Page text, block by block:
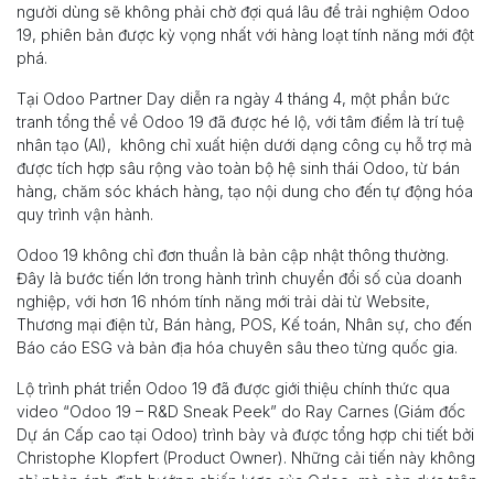
người dùng sẽ không phải chờ đợi quá lâu để trải nghiệm Odoo
19, phiên bản được kỳ vọng nhất với hàng loạt tính năng mới đột
phá.
Tại Odoo Partner Day diễn ra ngày 4 tháng 4, một phần bức
tranh tổng thể về Odoo 19 đã được hé lộ, với tâm điểm là trí tuệ
nhân tạo (AI), không chỉ xuất hiện dưới dạng công cụ hỗ trợ mà
được tích hợp sâu rộng vào toàn bộ hệ sinh thái Odoo, từ bán
hàng, chăm sóc khách hàng, tạo nội dung cho đến tự động hóa
quy trình vận hành.
Odoo 19 không chỉ đơn thuần là bản cập nhật thông thường.
Đây là bước tiến lớn trong hành trình chuyển đổi số của doanh
nghiệp, với hơn 16 nhóm tính năng mới trải dài từ Website,
Thương mại điện tử, Bán hàng, POS, Kế toán, Nhân sự, cho đến
Báo cáo ESG và bản địa hóa chuyên sâu theo từng quốc gia.
Lộ trình phát triển Odoo 19 đã được giới thiệu chính thức qua
video “Odoo 19 – R&D Sneak Peek” do Ray Carnes (Giám đốc
Dự án Cấp cao tại Odoo) trình bày và được tổng hợp chi tiết bởi
Christophe Klopfert (Product Owner). Những cải tiến này không